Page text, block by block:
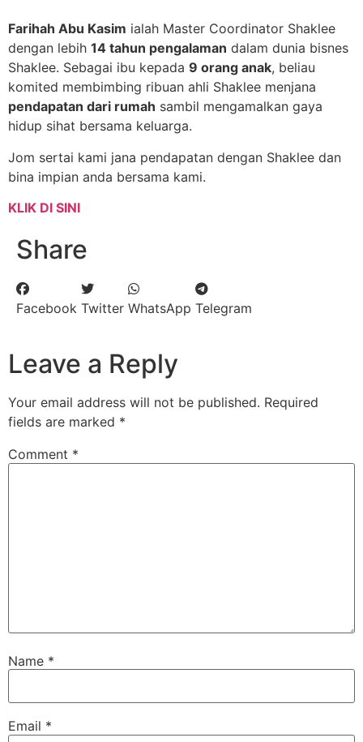
Farihah Abu Kasim ialah Master Coordinator Shaklee
dengan lebih 14 tahun pengalaman dalam dunia bisnes
Shaklee. Sebagai ibu kepada 9 orang anak, beliau
komited membimbing ribuan ahli Shaklee menjana
pendapatan dari rumah sambil mengamalkan gaya
hidup sihat bersama keluarga.
Jom sertai kami jana pendapatan dengan Shaklee dan
bina impian anda bersama kami.
KLIK DI SINI
Share
Facebook Twitter WhatsApp Telegram
Leave a Reply
Your email address will not be published. Required
fields are marked *
Comment *
Name *
Email *